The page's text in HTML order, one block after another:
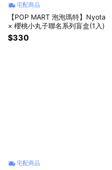
宅配商品
【POP MART 泡泡瑪特】Nyota
× 櫻桃小丸子聯名系列盲盒(1入)
$330
宅配商品